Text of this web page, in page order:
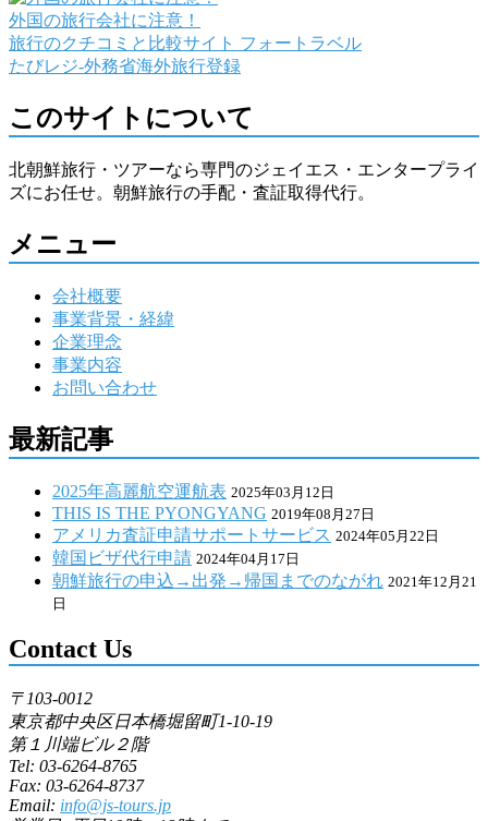
外国の旅行会社に注意！
旅行のクチコミと比較サイト フォートラベル
たびレジ-外務省海外旅行登録
このサイトについて
北朝鮮旅行・ツアーなら専門のジェイエス・エンタープライ
ズにお任せ。朝鮮旅行の手配・査証取得代行。
メニュー
会社概要
事業背景・経緯
企業理念
事業内容
お問い合わせ
最新記事
2025年高麗航空運航表 2025年03月12日
THIS IS THE PYONGYANG 2019年08月27日
アメリカ査証申請サポートサービス 2024年05月22日
韓国ビザ代行申請 2024年04月17日
朝鮮旅行の申込→出発→帰国までのながれ 2021年12月21
日
Contact Us
〒103-0012
東京都中央区日本橋堀留町1-10-19
第１川端ビル２階
Tel: 03-6264-8765
Fax: 03-6264-8737
Email: info@js-tours.jp